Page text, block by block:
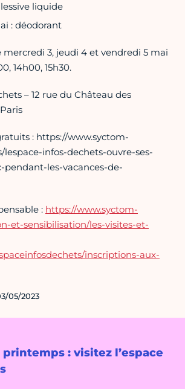
printemps : visitez l’espace
liquide
: déodorant
mercredi 3, jeudi 4 et vendredi 5 mai
14h00, 15h30.
– 12 rue du Château des
: https://www.syctom-
lespace-infos-dechets-ouvre-ses-
pendant-les-vacances-de-
: https://www.syctom-
et-sensibilisation/les-visites-et-
inscriptions-aux-
05/2023